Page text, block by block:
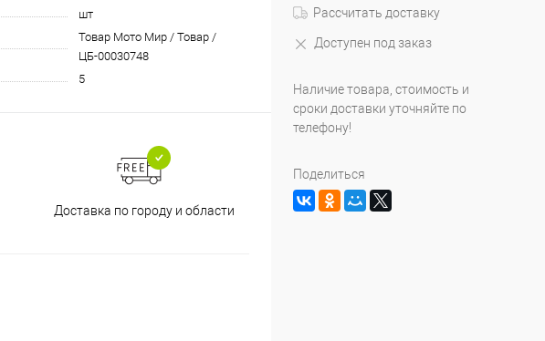
шт
Товар Мото Мир / Товар /
ЦБ-00030748
5
Доставка по городу и области
Принимаем все способы
Рассчитать доставку
Доступен под заказ
Наличие товара, стоимость и
сроки доставки уточняйте по
телефону!
Поделиться